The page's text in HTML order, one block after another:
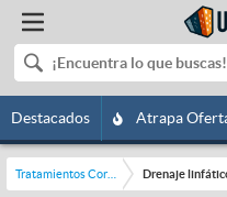
Destacados Atrapa
Tratamientos Corporales Drenaje